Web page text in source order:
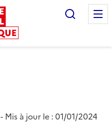
- Mis à jour le : 01/01/2024